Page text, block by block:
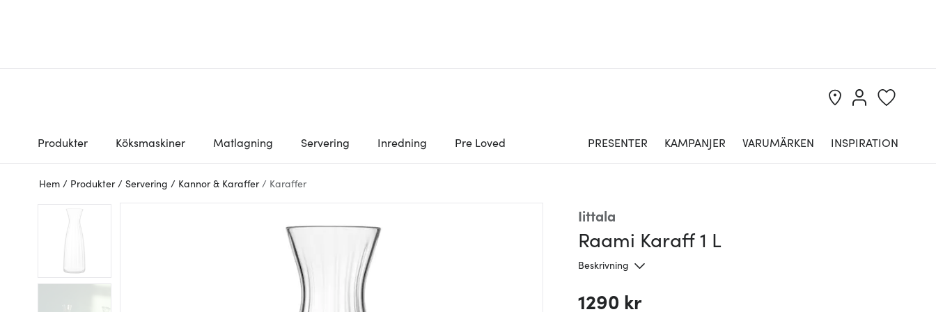
Produkter Köksmaskiner Matlagning Servering Inredning Pre Loved PRESENTER KAMPANJER VARUMÄRKEN INSPIRATION
Hem / Produkter / Servering / Kannor & Karaffer / Karaffer
Iittala
Raami Karaff 1 L
Beskrivning
1290 kr